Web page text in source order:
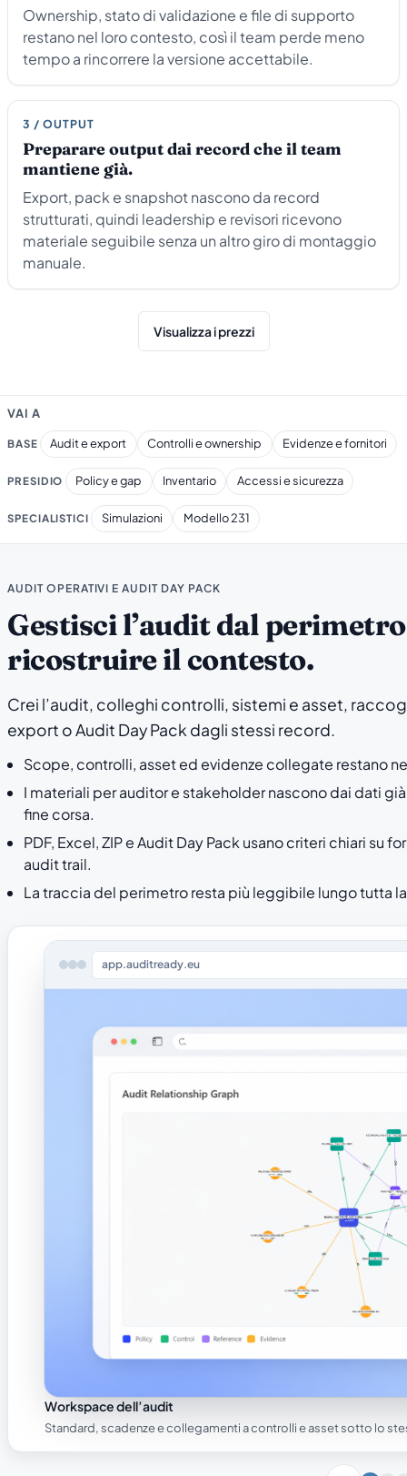
Ownership, stato di validazione e file di supporto
restano nel loro contesto, così il team perde meno
tempo a rincorrere la versione accettabile.
3 / OUTPUT
Preparare output dai record che il team
mantiene già.
Export, pack e snapshot nascono da record
strutturati, quindi leadership e revisori ricevono
materiale seguibile senza un altro giro di montaggio
manuale.
Visualizza i prezzi
VAI A
BASE Audit e export Controlli e ownership Evidenze e fornitori
PRESIDIO Policy e gap Inventario Accessi e sicurezza
SPECIALISTICI Simulazioni Modello 231
AUDIT OPERATIVI E AUDIT DAY PACK
Gestisci l’audit dal
ricostruire il contesto.
Crei l’audit, colleghi controlli, sistemi e asset,
export o Audit Day Pack dagli stessi record.
Scope, controlli, asset ed evidenze collegate restano
I materiali per auditor e stakeholder nascono dai dati
fine corsa.
PDF, Excel, ZIP e Audit Day Pack usano criteri chiari su
audit trail.
La traccia del perimetro resta più leggibile lungo tutta
app.auditready.eu
Workspace dell’audit
Standard, scadenze e collegamenti a controlli e asset sotto lo